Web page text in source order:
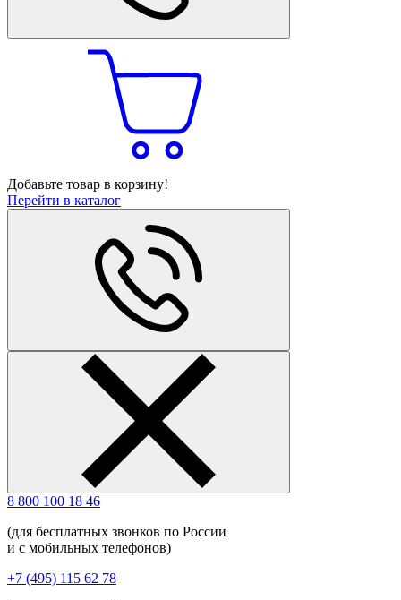
Добавьте товар в корзину!
Перейти в каталог
8 800 100 18 46
(для бесплатных звонков по России
и с мобильных телефонов)
+7 (495) 115 62 78